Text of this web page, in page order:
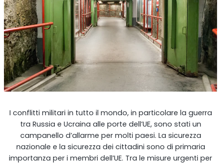
Ripetitore OS6
Operatore singolo. Ripetitore commerciale
I conflitti militari in tutto il mondo, in particolare la guerra
tra Russia e Ucraina alle porte dell’UE, sono stati un
campanello d’allarme per molti paesi. La sicurezza
nazionale e la sicurezza dei cittadini sono di primaria
importanza per i membri dell’UE. Tra le misure urgenti per